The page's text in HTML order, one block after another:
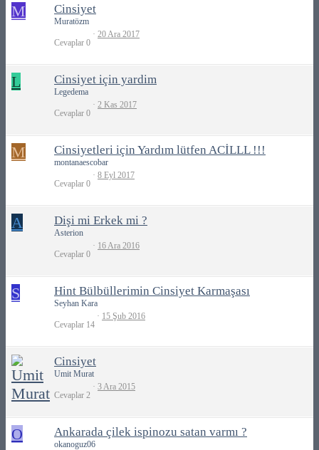
M Cinsiyet
Muratözm
Cevaplar 0
20 Ara 2017
L Cinsiyet için yardim
Legedema
Cevaplar 0
2 Kas 2017
M Cinsiyetleri için Yardım lütfen ACİLLL !!!
montanaescobar
Cevaplar 0
8 Eyl 2017
A Dişi mi Erkek mi ?
Asterion
Cevaplar 0
16 Ara 2016
S Hint Bülbüllerimin Cinsiyet Karmaşası
Seyhan Kara
Cevaplar 14
15 Şub 2016
Cinsiyet
Umit Murat
Cevaplar 2
3 Ara 2015
O Ankarada çilek ispinozu satan varmı ?
okanoguz06